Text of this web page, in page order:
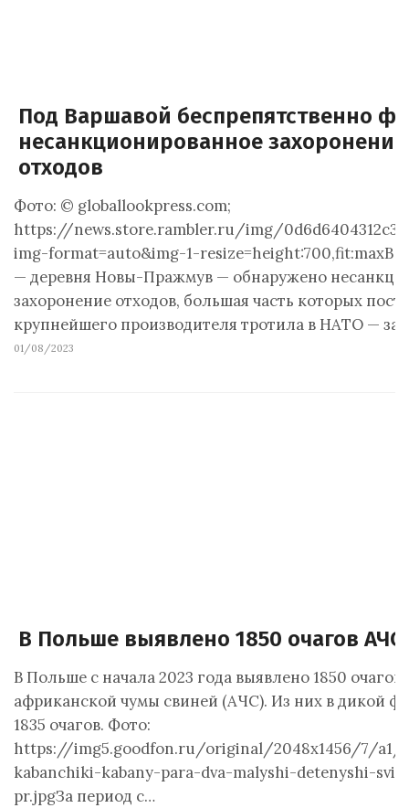
Под Варшавой беспрепятственно
несанкционированное захоронение
отходов
Фото: © globallookpress.com;
https://news.store.rambler.ru/img/
img-format=auto&img-1-resize=height:700,fit:maxВ
— деревня Новы-Пражмув — обнаружено
захоронение отходов, большая часть которых
крупнейшего производителя тротила в НАТО —
01/08/2023
В Польше выявлено 1850 очагов АЧС
В Польше с начала 2023 года выявлено 1850 очагов
африканской чумы свиней (АЧС). Из них в дикой
1835 очагов. Фото:
https://img5.goodfon.ru/original/2048x1456/7/a1/
kabanchiki-kabany-para-dva-malyshi-detenyshi-
pr.jpgЗа период с…